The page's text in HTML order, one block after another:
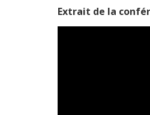
Extrait de la